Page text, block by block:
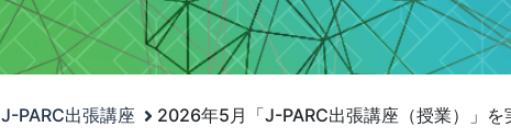
J-PARC出張講座 2026年5月「J-PARC出張講座（授業）」を